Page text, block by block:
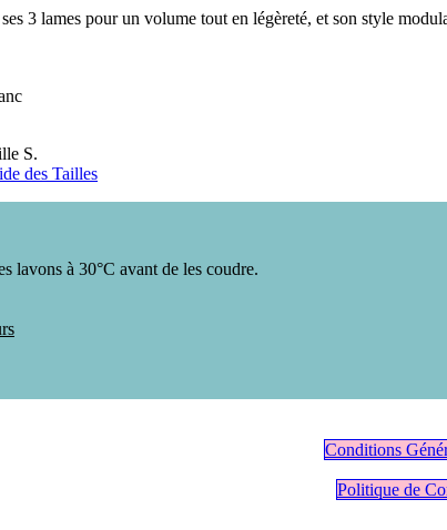
3 lames pour un volume tout en légèreté, et son style
S.
des Tailles
lavons à 30°C avant de les coudre.
Conditions
Politique de